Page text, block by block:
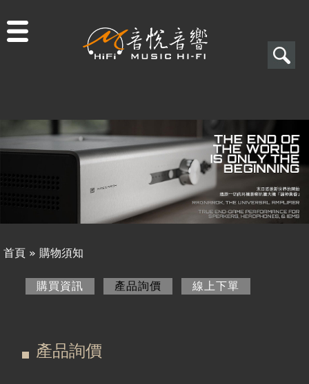
搜
表
單
搜
尋
商品一覽
二手專區
視聽專欄
購物須知
購買資訊
您
首頁 » 購物須知
購買資訊 產品詢價 (作用中頁籤)
線上下單
產品詢價